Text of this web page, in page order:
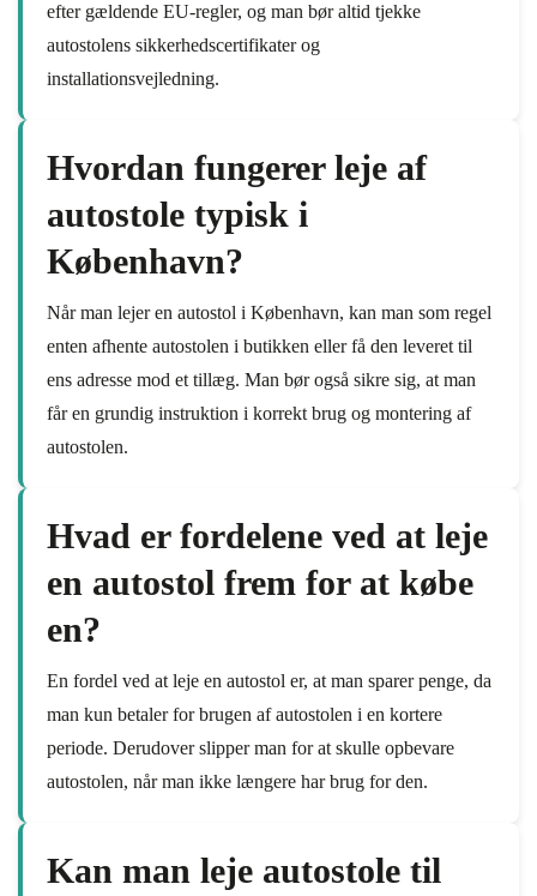
efter gældende EU-regler, og man bør altid tjekke
autostolens sikkerhedscertifikater og
installationsvejledning.
Hvordan fungerer leje af
autostole typisk i
København?
Når man lejer en autostol i København, kan man som regel
enten afhente autostolen i butikken eller få den leveret til
ens adresse mod et tillæg. Man bør også sikre sig, at man
får en grundig instruktion i korrekt brug og montering af
autostolen.
Hvad er fordelene ved at leje
en autostol frem for at købe
en?
En fordel ved at leje en autostol er, at man sparer penge, da
man kun betaler for brugen af autostolen i en kortere
periode. Derudover slipper man for at skulle opbevare
autostolen, når man ikke længere har brug for den.
Kan man leje autostole til